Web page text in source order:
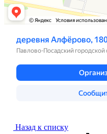
Назад к списку